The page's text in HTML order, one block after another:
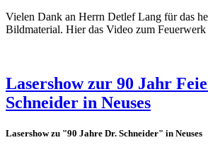
Vielen Dank an Herrn Detlef Lang für das
Bildmaterial. Hier das Video zum Feuerwerk
Lasershow zur 90 Jahr
Schneider in Neuses
Lasershow zu "90 Jahre Dr. Schneider" in Neuses